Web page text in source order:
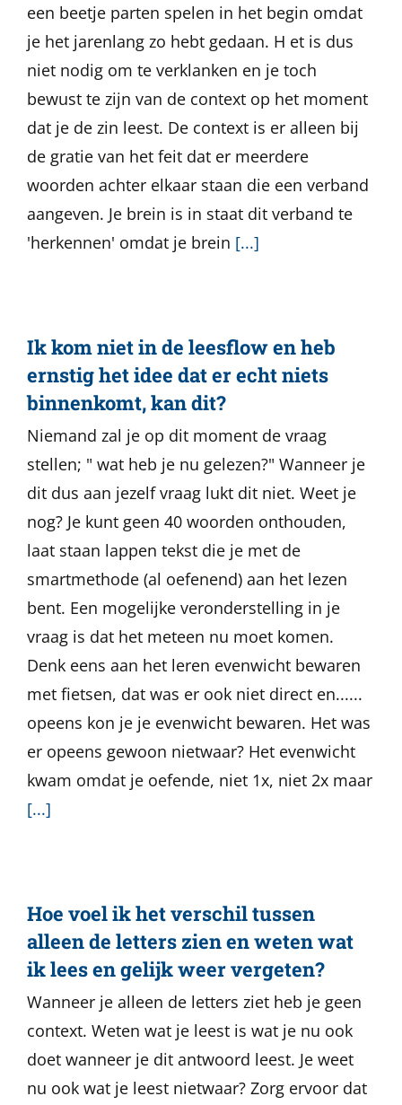
een beetje parten spelen in het begin omdat
je het jarenlang zo hebt gedaan. H et is dus
niet nodig om te verklanken en je toch
bewust te zijn van de context op het moment
dat je de zin leest. De context is er alleen bij
de gratie van het feit dat er meerdere
woorden achter elkaar staan die een verband
aangeven. Je brein is in staat dit verband te
'herkennen' omdat je brein [...]
Ik kom niet in de leesflow en heb
ernstig het idee dat er echt niets
binnenkomt, kan dit?
Niemand zal je op dit moment de vraag
stellen; " wat heb je nu gelezen?" Wanneer je
dit dus aan jezelf vraag lukt dit niet. Weet je
nog? Je kunt geen 40 woorden onthouden,
laat staan lappen tekst die je met de
smartmethode (al oefenend) aan het lezen
bent. Een mogelijke veronderstelling in je
vraag is dat het meteen nu moet komen.
Denk eens aan het leren evenwicht bewaren
met fietsen, dat was er ook niet direct en......
opeens kon je je evenwicht bewaren. Het was
er opeens gewoon nietwaar? Het evenwicht
kwam omdat je oefende, niet 1x, niet 2x maar
[...]
Hoe voel ik het verschil tussen
alleen de letters zien en weten wat
ik lees en gelijk weer vergeten?
Wanneer je alleen de letters ziet heb je geen
context. Weten wat je leest is wat je nu ook
doet wanneer je dit antwoord leest. Je weet
nu ook wat je leest nietwaar? Zorg ervoor dat